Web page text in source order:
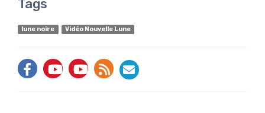
Tags
lune noire Vidéo Nouvelle Lune